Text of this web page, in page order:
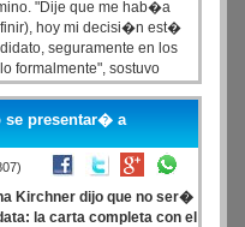
"Dije que me hab�a
hoy mi decisi�n est�
seguramente en los
sostuvo
se presentar� a
Kirchner dijo que no ser�
la carta completa con el